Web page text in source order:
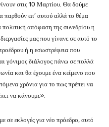
στις 10 Μαρτίου. Θα δούμε
παρθούν επ’ αυτού αλλά το θέμα
πολιτική απόφαση της συνεδρίου η
μας που γίνανε σε αυτό το
ή η εσωστρέφεια που
γόνιμος διάλογος πάνω σε πολλά
και θα έχουμε ένα κείμενο που
χρόνια για το πως πρέπει να
να κάνουμε».
σε εκλογές για νέο πρόεδρο, αυτό